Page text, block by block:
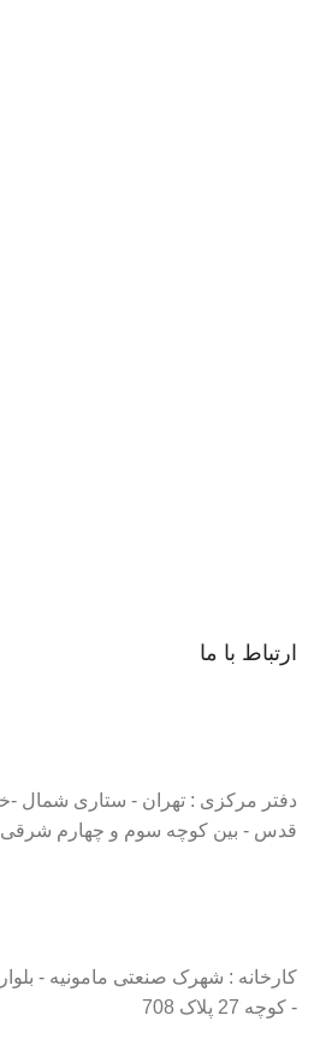
ارتباط با ما
دفتر مرکزی : تهران - ستاری شمال -
قدس - بین کوچه سوم و چهارم شرقی - پلاک
کارخانه : شهرک صنعتی مامونیه -
- کوچه 27 پلاک 708